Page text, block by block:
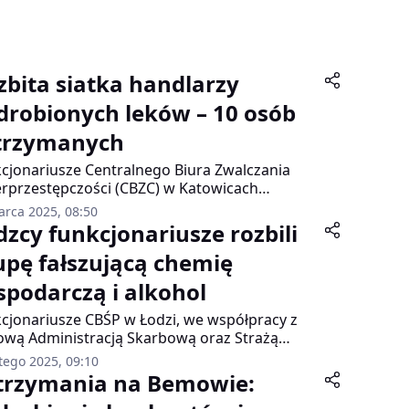
siatka handlarzy
leków – 10 osób
Centralnego Biura Zwalczania
(CBZC) w Katowicach
dziesięciu członków zorganizowanej
przestępczej zajmującej się sprzedażą
leków i sterydów anabolicznych.
wykorzystywali do tego zamknięte
na komunikatorach, media społecznościowe
stworzoną stronę internetową.
się, że grupa w zeszłym roku sprzedała
farmaceutyki o czarnorynkowej
przekraczającej 8 milionów złotych.
2025, 08:50
funkcjonariusze rozbili
fałszującą chemię
i alkohol
CBŚP w Łodzi, we współpracy z
Administracją Skarbową oraz Strażą
zatrzymali pięć osób podejrzanych o
nielegalnej produkcji chemii
i alkoholu. Gang podrabiał
2025, 09:10
na Bemowie: